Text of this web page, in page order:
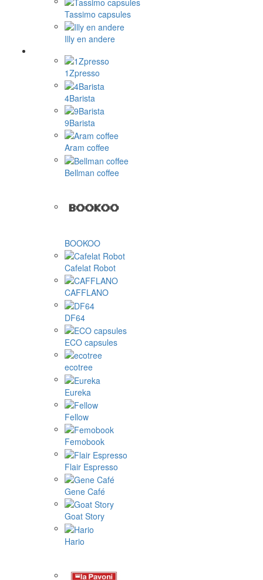
Tassimo capsules
Illy en andere
1Zpresso
4Barista
9Barista
Aram coffee
Bellman coffee
BOOKOO
Cafelat Robot
CAFFLANO
DF64
ECO capsules
ecotree
Eureka
Fellow
Femobook
Flair Espresso
Gene Café
Goat Story
Hario